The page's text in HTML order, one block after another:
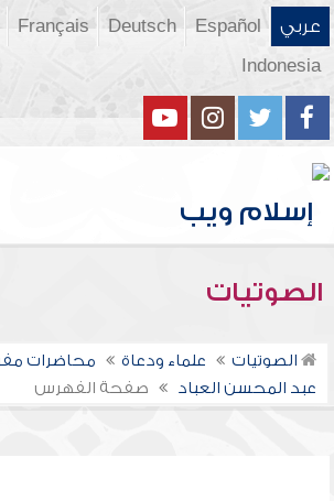
عربي Español
Deutsch
Français
Indonesia
الصوتيات
الصوتيات علماء ودعاة
محاضرات
عبد المحسن العباد
صفحة الفهرس